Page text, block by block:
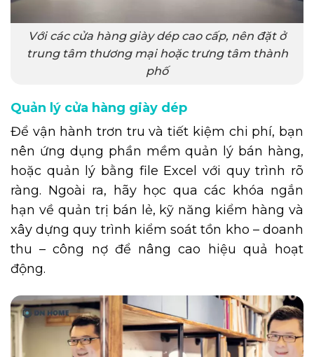
Với các cửa hàng giày dép cao cấp, nên đặt ở
trung tâm thương mại hoặc trưng tâm thành
phố
Quản lý cửa hàng giày dép
Để vận hành trơn tru và tiết kiệm chi phí, bạn
nên ứng dụng phần mềm quản lý bán hàng,
hoặc quản lý bằng file Excel với quy trình rõ
ràng. Ngoài ra, hãy học qua các khóa ngắn
hạn về quản trị bán lẻ, kỹ năng kiểm hàng và
xây dựng quy trình kiểm soát tồn kho – doanh
thu – công nợ để nâng cao hiệu quả hoạt
động.